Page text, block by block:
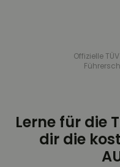
Offizielle
Lerne für die
dir die